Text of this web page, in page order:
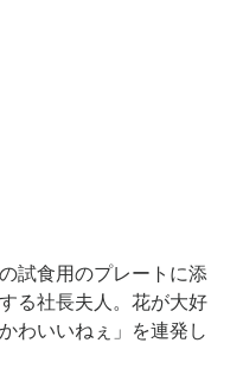
試食用のプレートに添
る社長夫人。花が大好
わいいねぇ」を連発し